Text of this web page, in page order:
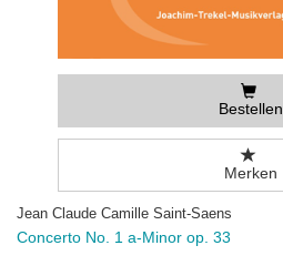
Bestellen
Merken
Jean Claude Camille Saint-Saens
Concerto No. 1 a-Minor op. 33